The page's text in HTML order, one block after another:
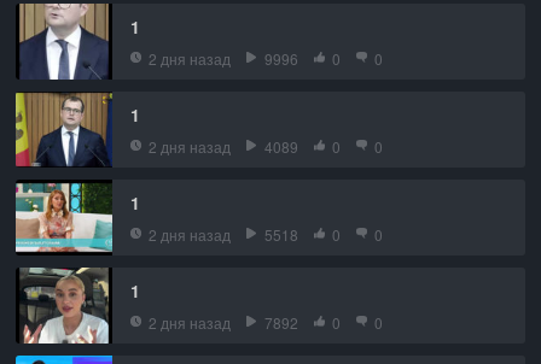
1
2 дня назад 9996 0 0
1
2 дня назад 4089 0 0
1
2 дня назад 5518 0 0
1
2 дня назад 7892 0 0